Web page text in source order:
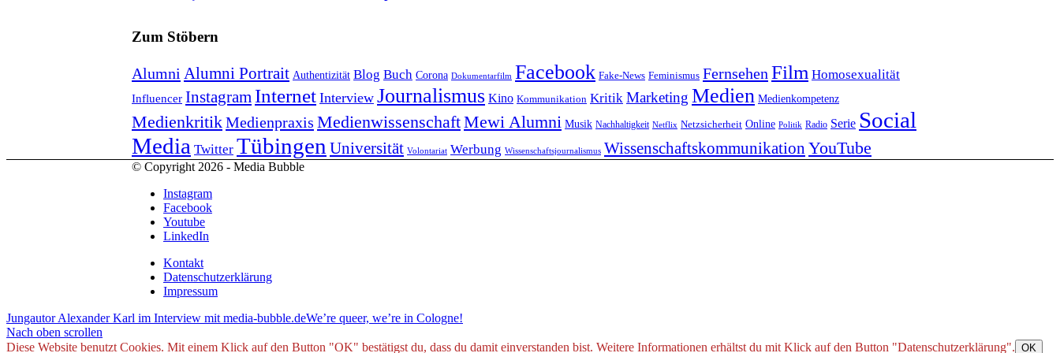
Zum Stöbern
Alumni Alumni Portrait Authentizität Blog Buch Corona Dokumentarfilm Facebook Fake-News Feminismus Fernsehen Film Homosexualität
Influencer Instagram Internet Interview Journalismus Kino Kommunikation Kritik Marketing Medien Medienkompetenz
MedienkritikMedienpraxis MedienwissenschaftMewi Alumni Musik Nachhaltigkeit Netflix Netzsicherheit Online Politik Radio Serie Social
Media Twitter Tübingen Universität Volontariat Werbung Wissenschaftsjournalismus Wissenschaftskommunikation YouTube
© Copyright 2026 - Media Bubble
Instagram
Facebook
Youtube
LinkedIn
Kontakt
Datenschutzerklärung
Impressum
Jungautor Alexander Karl im Interview mit media-bubble.deWe’re queer, we’re in Cologne!
Nach oben scrollen
Diese Website benutzt Cookies. Mit einem Klick auf den Button "OK" bestätigst du, dass du damit einverstanden bist. Weitere Informationen erhältst du mit Klick auf den Button "Datenschutzerklärung". OK